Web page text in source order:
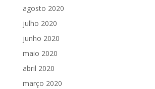
agosto 2020
julho 2020
junho 2020
maio 2020
abril 2020
março 2020